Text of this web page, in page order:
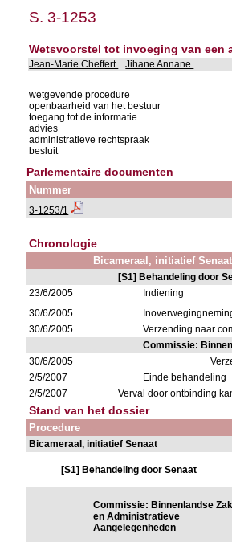
S. 3-1253
Wetsvoorstel tot invoeging van een
Jean-Marie Cheffert Jihane Annane
wetgevende procedure
openbaarheid van het bestuur
toegang tot de informatie
advies
administratieve rechtspraak
besluit
Parlementaire documenten
Nummer
3-1253/1
Chronologie
Bicameraal, initiatief Senaat
[S1] Behandeling door
23/6/2005
Indiening
30/6/2005
30/6/2005
Verzending naar
Commissie:
30/6/2005
2/5/2007
Einde behandeling
2/5/2007
Verval door ontbinding
Stand van het dossier
Procedure
Bicameraal, initiatief Senaat
[S1] Behandeling door Senaat
Commissie: Binnenlandse
en Administratieve
Aangelegenheden